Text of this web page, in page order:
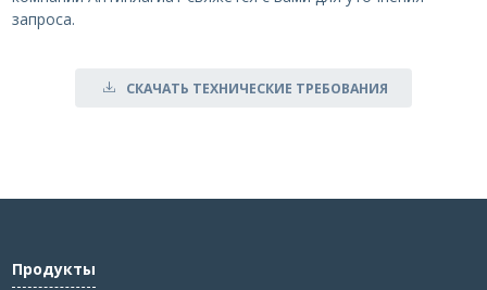
запроса.
СКАЧАТЬ ТЕХНИЧЕСКИЕ ТРЕБОВАНИЯ
Продукты